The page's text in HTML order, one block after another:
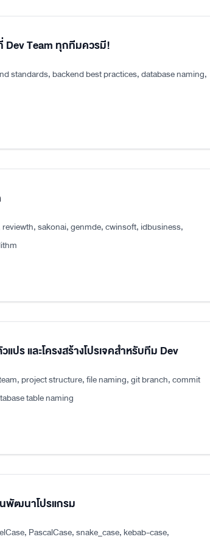
Dev Team ทุกทีมควรมี!
standards, backend best practices, database naming,
sakonai, genmde, cwinsoft, idbusiness,
แปร และโครงสร้างโปรเจคสำหรับทีม Dev
project structure, file naming, git branch, commit
table naming
พัฒนาโปรแกรม
PascalCase, snake_case, kebab-case,